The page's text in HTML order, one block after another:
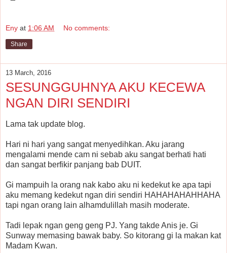
Eny at 1:06 AM No comments:
Share
13 March, 2016
SESUNGGUHNYA AKU KECEWA
NGAN DIRI SENDIRI
Lama tak update blog.
Hari ni hari yang sangat menyedihkan. Aku jarang
mengalami mende cam ni sebab aku sangat berhati hati
dan sangat berfikir panjang bab DUIT.
Gi mampuih la orang nak kabo aku ni kedekut ke apa tapi
aku memang kedekut ngan diri sendiri HAHAHAHAHHAHA
tapi ngan orang lain alhamdulillah masih moderate.
Tadi lepak ngan geng geng PJ. Yang takde Anis je. Gi
Sunway memasing bawak baby. So kitorang gi la makan kat
Madam Kwan.